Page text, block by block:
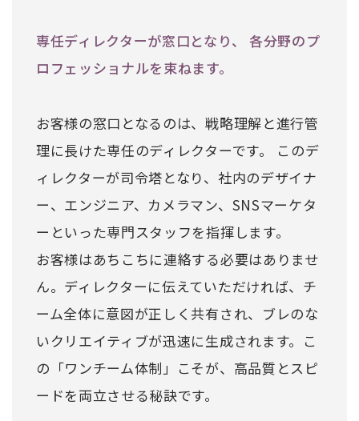
専任ディレクターが窓口となり、 各分野のプ
ロフェッショナルを束ねます。
お客様の窓口となるのは、戦略理解と進行管
理に長けた専任のディレクターです。 このデ
ィレクターが司令塔となり、社内のデザイナ
ー、エンジニア、カメラマン、SNSマーケタ
ーといった専門スタッフを指揮します。
お客様はあちこちに連絡する必要はありませ
ん。ディレクターに伝えていただければ、チ
ーム全体に意図が正しく共有され、ブレのな
いクリエイティブが迅速に生成されます。こ
の「ワンチーム体制」こそが、高品質とスピ
ードを両立させる秘訣です。